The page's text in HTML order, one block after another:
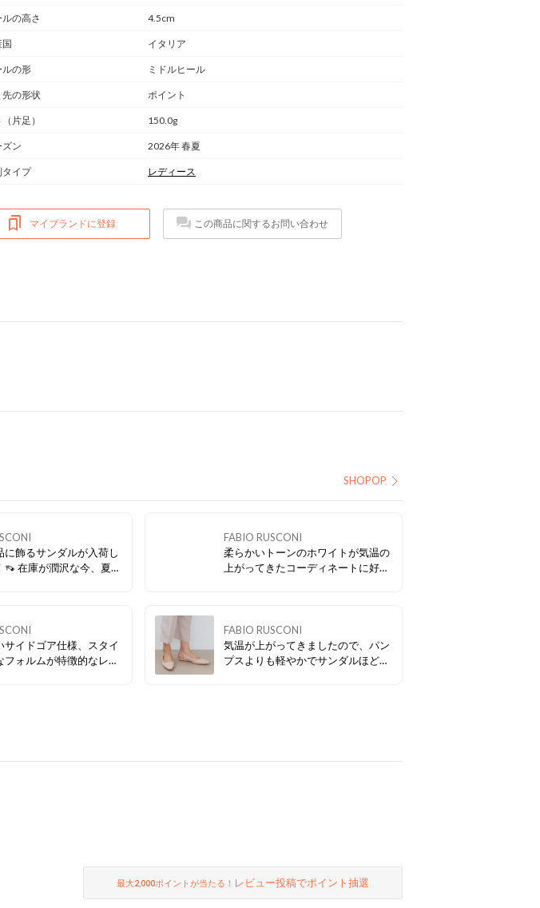
ルの高さ 4.5cm
国 イタリア
ルの形 ミドルヒール
先の形状 ポイント
（片足） 150.0g
ズン 2026年 春夏
タイプ レディース
マイブランドに登録 この商品に関するお問い合わせ
SHOPOP
に飾るサンダルが入荷し
👡 在庫が潤沢な今、夏支
FABIO RUSCONI
柔らかいトーンのホワイトが気温の
上がってきたコーディネートに好相
サイドゴア仕様、スタイ
フォルムが特徴的なレイ
FABIO RUSCONI
気温が上がってきましたので、パン
プスよりも軽やかでサンダルほど砕
最大2,000ポイントが当たる！ レビュー投稿でポイント抽選